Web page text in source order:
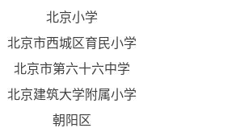
北京小学
北京市西城区育民小学
北京市第六十六中学
北京建筑大学附属小学
朝阳区